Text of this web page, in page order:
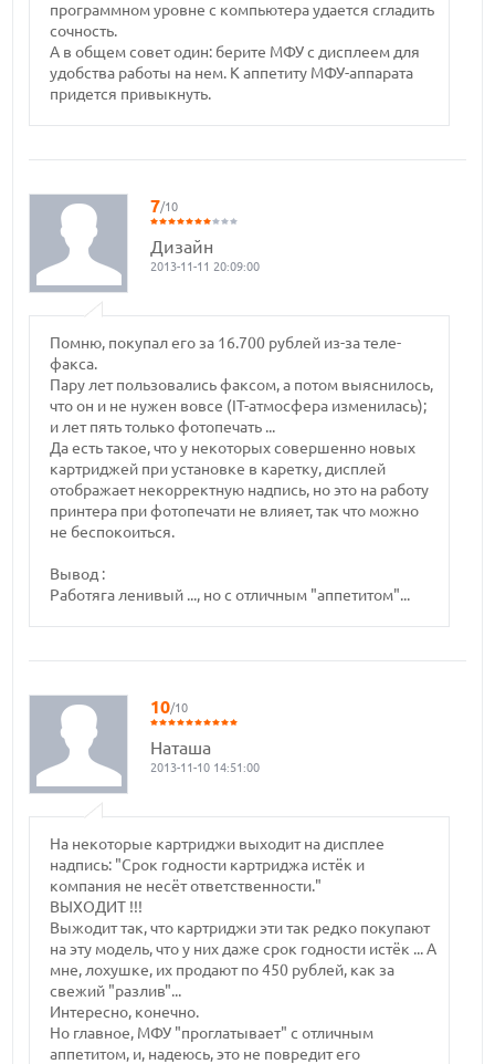
программном уровне с компьютера удается сгладить
сочность.
А в общем совет один: берите МФУ с дисплеем для
удобства работы на нем. К аппетиту МФУ-аппарата
придется привыкнуть.
7/10
Дизайн
2013-11-11 20:09:00
Помню, покупал его за 16.700 рублей из-за теле-
факса.
Пару лет пользовались факсом, а потом выяснилось,
что он и не нужен вовсе (IT-атмосфера изменилась);
и лет пять только фотопечать ...
Да есть такое, что у некоторых совершенно новых
картриджей при установке в каретку, дисплей
отображает некорректную надпись, но это на работу
принтера при фотопечати не влияет, так что можно
не беспокоиться.
Вывод :
Работяга ленивый ..., но с отличным "аппетитом"...
10/10
Наташа
2013-11-10 14:51:00
На некоторые картриджи выходит на дисплее
надпись: "Срок годности картриджа истёк и
компания не несёт ответственности."
ВЫХОДИТ !!!
Выжодит так, что картриджи эти так редко покупают
на эту модель, что у них даже срок годности истёк ... А
мне, лохушке, их продают по 450 рублей, как за
свежий "разлив"...
Интересно, конечно.
Но главное, МФУ "проглатывает" с отличным
аппетитом, и, надеюсь, это не повредит его